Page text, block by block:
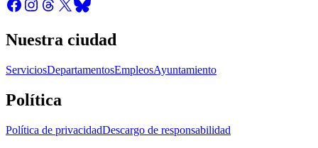
Nuestra ciudad
ServiciosDepartamentosEmpleosAyuntamiento
Política
Política de privacidadDescargo de responsabilidad